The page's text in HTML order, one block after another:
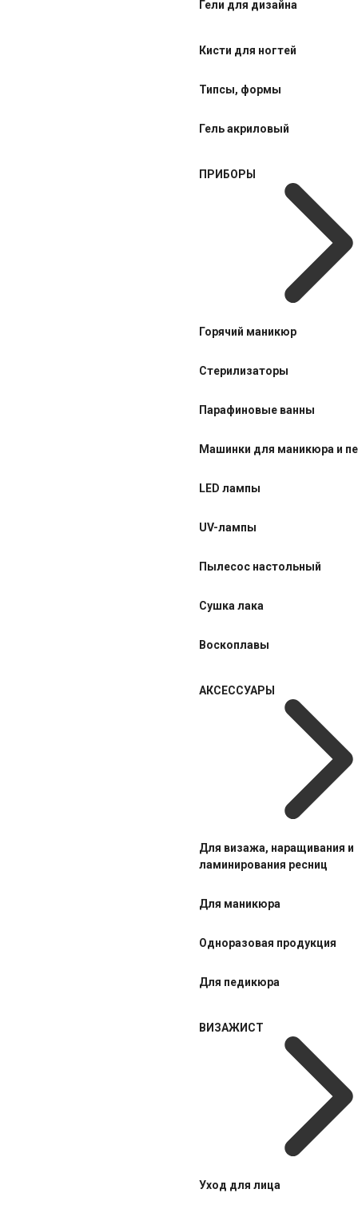
Гели для дизайна
Кисти для ногтей
Типсы, формы
Гель акриловый
ПРИБОРЫ
Горячий маникюр
Стерилизаторы
Парафиновые ванны
Машинки для маникюра и
LED лампы
UV-лампы
Пылесос настольный
Сушка лака
Воскоплавы
АКСЕССУАРЫ
Для визажа, наращивания и
ламинирования ресниц
Для маникюра
Одноразовая продукция
Для педикюра
ВИЗАЖИСТ
Уход для лица